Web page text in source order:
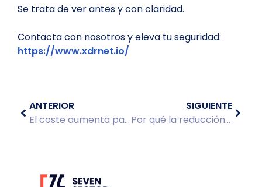
Se trata de ver antes y con claridad.
Contacta con nosotros y eleva tu seguridad:
https://www.xdrnet.io/
ANTERIOR
El coste aumenta para las empresas en España
SIGUIENTE
Por qué la reducción de falsos positivos es un problema mal entendido